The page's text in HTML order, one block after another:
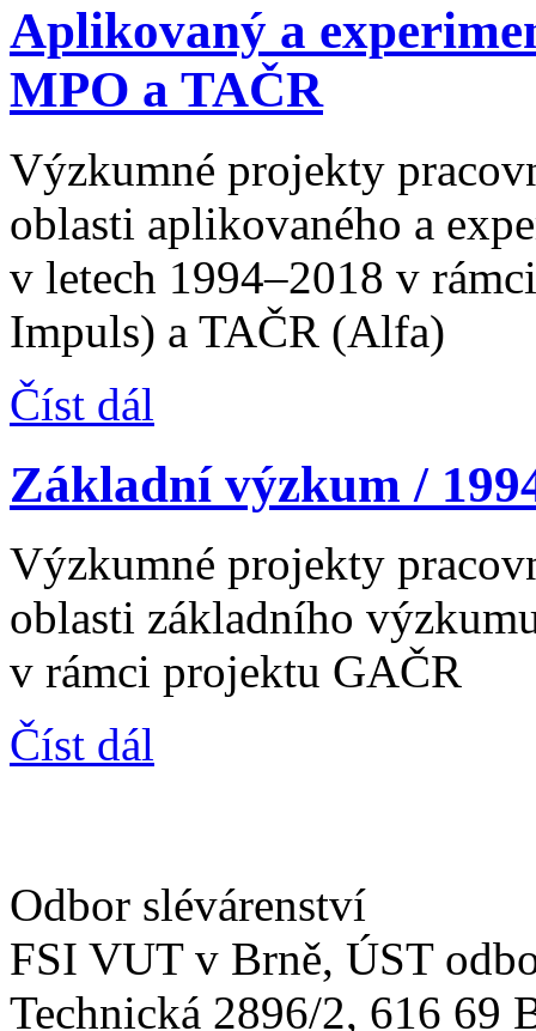
Aplikovaný a
MPO a TAČR
Výzkumné projekty
oblasti aplikovaného a
v letech 1994–2018 v
Impuls) a TAČR (Alfa)
Číst dál
Základní výzkum /
Výzkumné projekty
oblasti základního
v rámci projektu GAČR
Číst dál
Odbor slévárenství
FSI VUT v Brně, ÚST
Technická 2896/2, 616 69